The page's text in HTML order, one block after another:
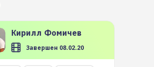
Кирилл Фомичев
Завершен 08.02.20